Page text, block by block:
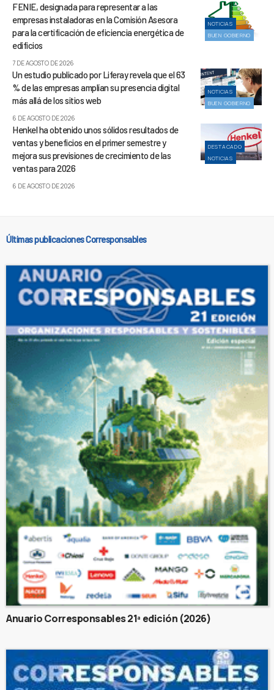
NOTICIAS
BUEN GOBIERNO
FENIE, designada para representar a las
empresas instaladoras en la Comisión Asesora
para la certificación de eficiencia energética de
edificios
7 DE AGOSTO DE 2026
NOTICIAS
BUEN GOBIERNO
Un estudio publicado por Liferay revela que el 63
% de las empresas amplían su presencia digital
más allá de los sitios web
6 DE AGOSTO DE 2026
DESTACADO
NOTICIAS
Henkel ha obtenido unos sólidos resultados de
ventas y beneficios en el primer semestre y
mejora sus previsiones de crecimiento de las
ventas para 2026
6 DE AGOSTO DE 2026
Últimas publicaciones Corresponsables
Anuario Corresponsables 21ª edición (2026)